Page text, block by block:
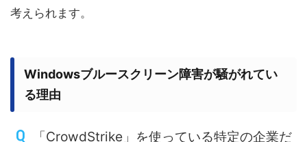
考えられます。
Windowsブルースクリーン障害が騒がれてい
る理由
「CrowdStrike」を使っている特定の企業だ